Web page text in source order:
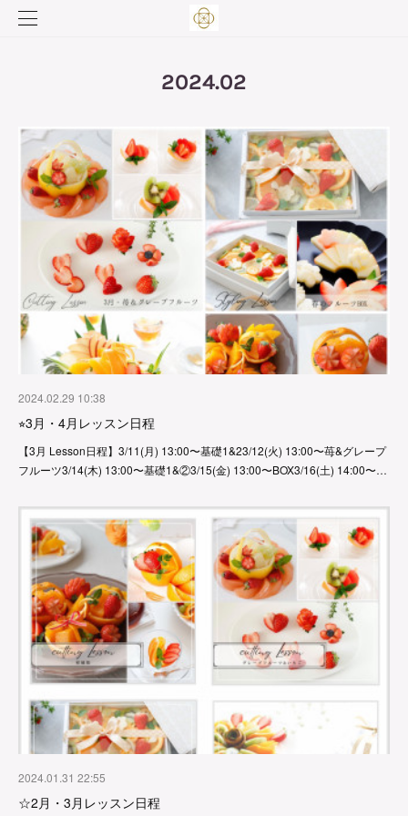
2024.02
2024.02.29 10:38
⭐︎3月・4月レッスン日程
【3月 Lesson日程】3/11(月) 13:00〜基礎1&23/12(火) 13:00〜苺&グレープ
フルーツ3/14(木) 13:00〜基礎1&②3/15(金) 13:00〜BOX3/16(土) 14:00〜…
2024.01.31 22:55
☆2月・3月レッスン日程